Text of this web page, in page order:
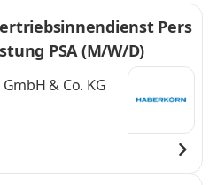
Pers
PSA (M/W/D)
& Co. KG